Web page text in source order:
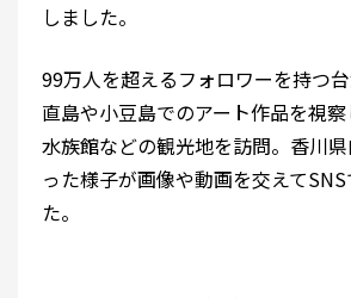
しました。
99万人を超えるフォロワーを持つ台
直島や小豆島でのアート作品を視
水族館などの観光地を訪問。香川
った様子が画像や動画を交えて
た。